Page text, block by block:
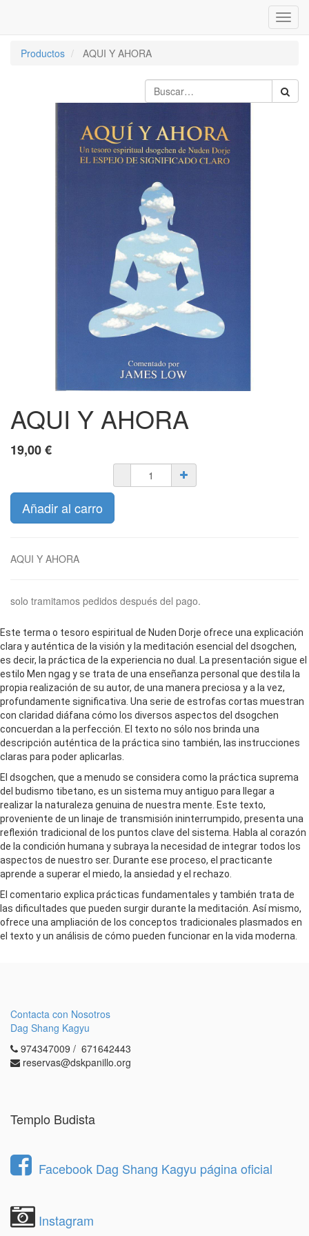
Productos
AQUI Y AHORA
AQUI Y AHORA
19,00€
Añadir al carro
AQUI Y AHORA
solo tramitamos pedidos después del pago.
Este terma o tesoro espiritual de Nuden Dorje ofrece una explicación
clara y auténtica de la visión y la meditación esencial del dsogchen,
es decir, la práctica de la experiencia no dual. La presentación sigue el
estilo Men ngag y se trata de una enseñanza personal que destila la
propia realización de su autor, de una manera preciosa y a la vez,
profundamente significativa. Una serie de estrofas cortas muestran
con claridad diáfana cómo los diversos aspectos del dsogchen
concuerdan a la perfección. El texto no sólo nos brinda una
descripción auténtica de la práctica sino también, las instrucciones
claras para poder aplicarlas.
El dsogchen, que a menudo se considera como la práctica suprema
del budismo tibetano, es un sistema muy antiguo para llegar a
realizar la naturaleza genuina de nuestra mente. Este texto,
proveniente de un linaje de transmisión ininterrumpido, presenta una
reflexión tradicional de los puntos clave del sistema. Habla al corazón
de la condición humana y subraya la necesidad de integrar todos los
aspectos de nuestro ser. Durante ese proceso, el practicante
aprende a superar el miedo, la ansiedad y el rechazo.
El comentario explica prácticas fundamentales y también trata de
las dificultades que pueden surgir durante la meditación. Así mismo,
ofrece una ampliación de los conceptos tradicionales plasmados en
el texto y un análisis de cómo pueden funcionar en la vida moderna.
Contacta con Nosotros
Dag Shang Kagyu
974347009 / 671642443
reservas@dskpanillo.org
Templo Budista
Facebook Dag Shang Kagyu página oficial
Instagram